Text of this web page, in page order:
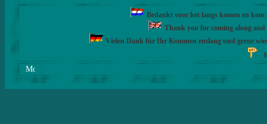
Bedankt voor het langs komen en
Thank you for coming along and
Vielen Dank für Ihr Kommen entlang und gerne